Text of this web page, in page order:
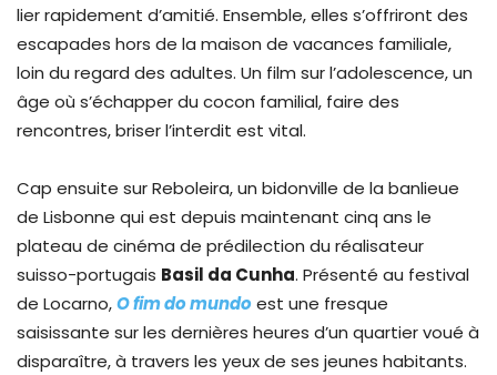
lier rapidement d’amitié. Ensemble, elles s’offriront des
escapades hors de la maison de vacances familiale,
loin du regard des adultes. Un film sur l’adolescence, un
âge où s’échapper du cocon familial, faire des
rencontres, briser l’interdit est vital.
Cap ensuite sur Reboleira, un bidonville de la banlieue
de Lisbonne qui est depuis maintenant cinq ans le
plateau de cinéma de prédilection du réalisateur
suisso-portugais Basil da Cunha. Présenté au festival
de Locarno,O fim do mundoest une fresque
saisissante sur les dernières heures d’un quartier voué à
disparaître, à travers les yeux de ses jeunes habitants.